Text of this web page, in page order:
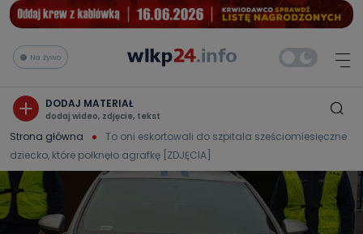
Na żywo
DODAJ MATERIAŁ
dodaj wideo, zdjęcie, tekst
Strona główna
To oni eskortowali do szpitala sześciomiesięczne
dziecko, które połknęło agrafkę [ZDJĘCIA]